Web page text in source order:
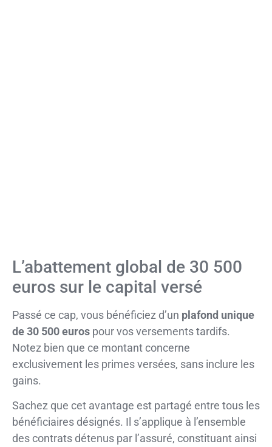
L’abattement global de 30 500
euros sur le capital versé
Passé ce cap, vous bénéficiez d’un plafond unique
de 30 500 euros pour vos versements tardifs.
Notez bien que ce montant concerne
exclusivement les primes versées, sans inclure les
gains.
Sachez que cet avantage est partagé entre tous les
bénéficiaires désignés. Il s’applique à l’ensemble
des contrats détenus par l’assuré, constituant ainsi